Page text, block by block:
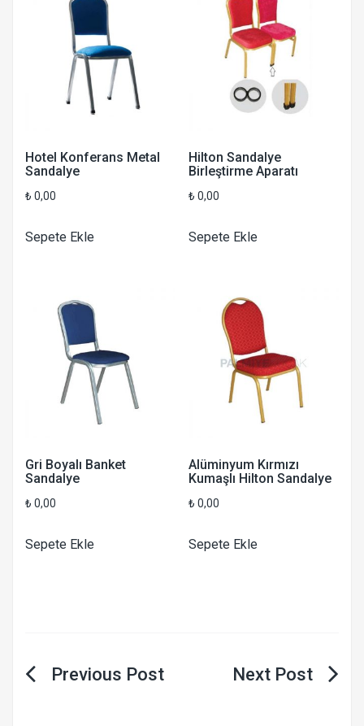
Hotel Konferans Metal
Sandalye
₺ 0,00
Sepete Ekle
Hilton Sandalye
Birleştirme Aparatı
₺ 0,00
Sepete Ekle
Gri Boyalı Banket
Sandalye
₺ 0,00
Sepete Ekle
Alüminyum Kırmızı
Kumaşlı Hilton Sandalye
₺ 0,00
Sepete Ekle
Yazı